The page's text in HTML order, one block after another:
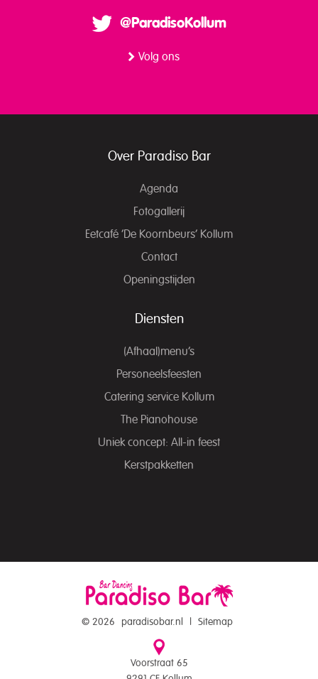
@ParadisoKollum
Volg ons
Over Paradiso Bar
Agenda
Fotogallerij
Eetcafé ‘De Koornbeurs’ Kollum
Contact
Openingstijden
Diensten
(Afhaal)menu’s
Personeelsfeesten
Catering service Kollum
The Pianohouse
Uniek concept: All-in feest
Kerstpakketten
© 2026 paradisobar.nl Sitemap
Voorstraat 65